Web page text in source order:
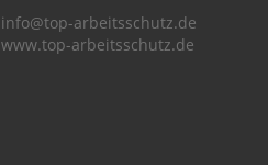
info@top-arbeitsschutz.de
www.top-arbeitsschutz.de